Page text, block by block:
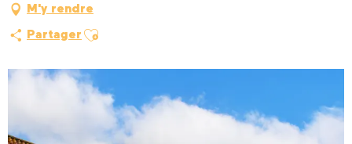
M'y rendre
Partager Ajouter aux favoris